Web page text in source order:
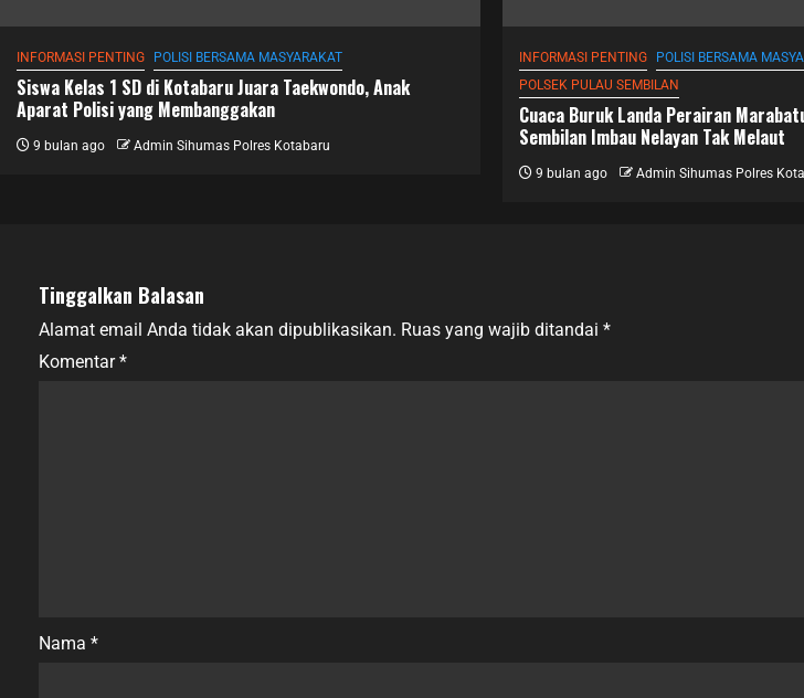
INFORMASI PENTING POLISI BERSAMA MASYARAKAT
Siswa Kelas 1 SD di Kotabaru Juara Taekwondo, Anak
Aparat Polisi yang Membanggakan
9 bulan ago Admin Sihumas Polres Kotabaru
INFORMASI PENTING
POLISI BERSAMA
POLSEK PULAU SEMBILAN
Cuaca Buruk Landa Perairan
Sembilan Imbau Nelayan Tak Melaut
9 bulan ago Admin Sihumas Polres
Tinggalkan Balasan
Alamat email Anda tidak akan dipublikasikan. Ruas yang wajib ditandai *
Komentar*
Nama *